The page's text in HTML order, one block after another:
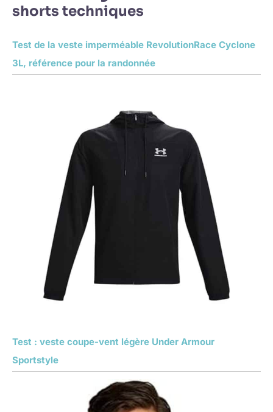
shorts techniques
Test de la veste imperméable RevolutionRace Cyclone
3L, référence pour la randonnée
Test : veste coupe-vent légère Under Armour
Sportstyle